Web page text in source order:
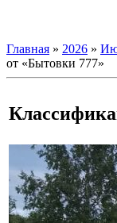
Главная » 2026 »
от «Бытовки 777»